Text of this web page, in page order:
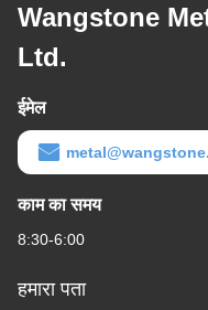
Wangstone
Ltd.
ईमेल
काम का समय
8:30-6:00
हमारा पता